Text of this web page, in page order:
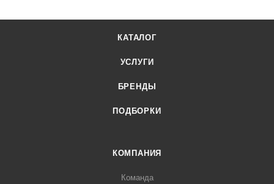
КАТАЛОГ
УСЛУГИ
БРЕНДЫ
ПОДБОРКИ
КОМПАНИЯ
Команда